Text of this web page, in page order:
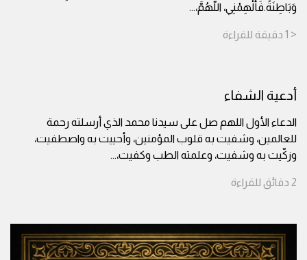
وَبَاطِنَةً.فَأَلْهِمْنِي، اللَّهُمَّ،...
< 1 دقيقة للقراءة
أدعية الشفاء
الدعاء الأول اللهم صل على سيدنا محمد الذي أرسلته رحمة
للعالمين، وشفيت به قلوب المؤمنين، وأحييت به واصطفيت،
وزكّيت به وشفيت، وعلمته الطب وكفيت،...
2 دقائق للقراءة